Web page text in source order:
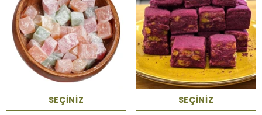
SEÇINIZ SEÇINIZ